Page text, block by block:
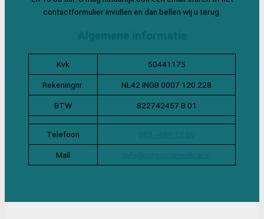
contactformulier invullen en dan bellen wij u terug.
Kvk 50441175
Rekeningnr. NL42 INGB 0007 120 228
BTW 822742457 B 01
Telefoon
Mail